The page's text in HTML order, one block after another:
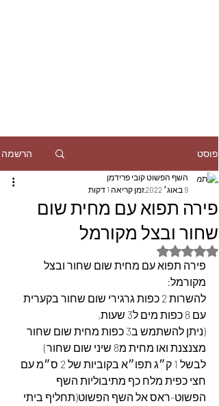
פוסט הרשמה
פירה תפוא עם מחית שום
שחור ובצל מקורמל
השף הפשוט קובי פרידמן
9 באוג׳ 2022
זמן קריאה 1 דקות
דירוג של NaN מתוך 5 כוכבים
פירה תפוא עם מחית שום שחור ובצל
מקורמל:
להשרות 2 כפות גרגירי שום שחור בקערית
עם 8 כפות מים ל3 שעות,
(ניתן להשתמש ב3 כפות מחית שום שחור
מצנצנת ואו מחית מ8 שיני שום שחור)
לבשל 1 ק״ג תפו״א בקוביות של 2 ס״מ עם
חצי כפית מלח כף מתיבוליות השף
הפשוט-ראס אל השף הפשוט(תחליף ביתי